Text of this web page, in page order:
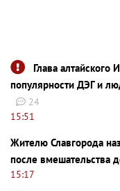
Глава алтайского
популярности ДЭГ и
24
15:51
Жителю Славгорода
после вмешательства
15:17